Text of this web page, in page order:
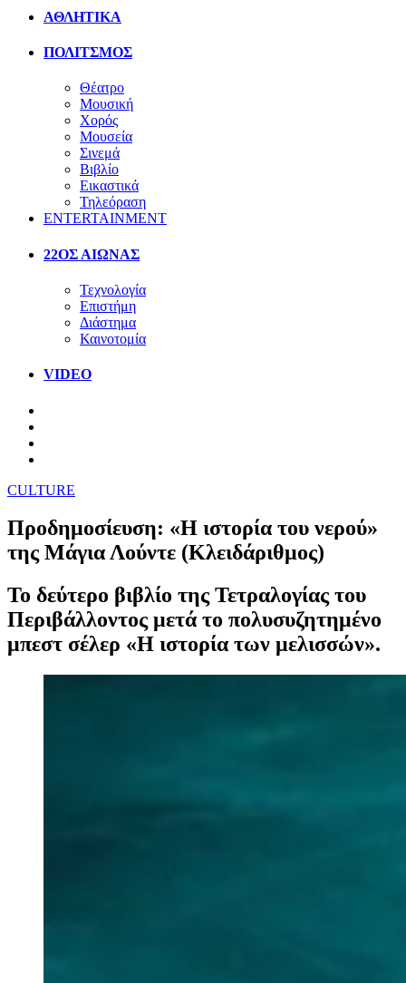
ΑΘΛΗΤΙΚΑ
ΠΟΛΙΤΣΜΟΣ
Θέατρο
Μουσική
Χορός
Μουσεία
Σινεμά
Βιβλίο
Εικαστικά
Τηλεόραση
ENTERTAINMENT
22ΟΣ ΑΙΩΝΑΣ
Τεχνολογία
Επιστήμη
Διάστημα
Καινοτομία
VIDEO
CULTURE
Προδημοσίευση: «Η ιστορία του νερού»
της Μάγια Λούντε (Κλειδάριθμος)
Το δεύτερο βιβλίο της Τετραλογίας του
Περιβάλλοντος μετά το πολυσυζητημένο
μπεστ σέλερ «Η ιστορία των μελισσών».